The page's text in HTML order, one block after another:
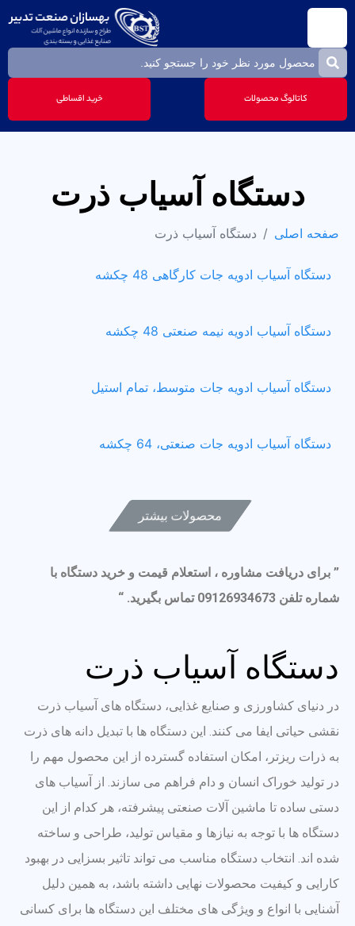
کاتالوگ محصولات خرید اقساطی
دستگاه آسیاب ذرت
صفحه اصلی دستگاه آسیاب ذرت
دستگاه آسیاب ادویه جات کارگاهی 48 چکشه
دستگاه آسیاب ادویه نیمه صنعتی 48 چکشه
دستگاه آسیاب ادویه جات متوسط، تمام استیل
دستگاه آسیاب ادویه جات صنعتی، 64 چکشه
محصولات بیشتر
” برای دریافت مشاوره ، استعلام قیمت و خرید دستگاه با
شماره تلفن 09126934673 تماس بگیرید. “
دستگاه آسیاب ذرت
در دنیای کشاورزی و صنایع غذایی، دستگاه های آسیاب ذرت
نقشی حیاتی ایفا می کنند. این دستگاه ها با تبدیل دانه های ذرت
به ذرات ریزتر، امکان استفاده گسترده از این محصول مهم را
در تولید خوراک انسان و دام فراهم می سازند. از آسیاب های
دستی ساده تا ماشین آلات صنعتی پیشرفته، هر کدام از این
دستگاه ها با توجه به نیازها و مقیاس تولید، طراحی و ساخته
شده اند. انتخاب دستگاه مناسب می تواند تاثیر بسزایی در بهبود
کارایی و کیفیت محصولات نهایی داشته باشد، به همین دلیل
آشنایی با انواع و ویژگی های مختلف این دستگاه ها برای کسانی